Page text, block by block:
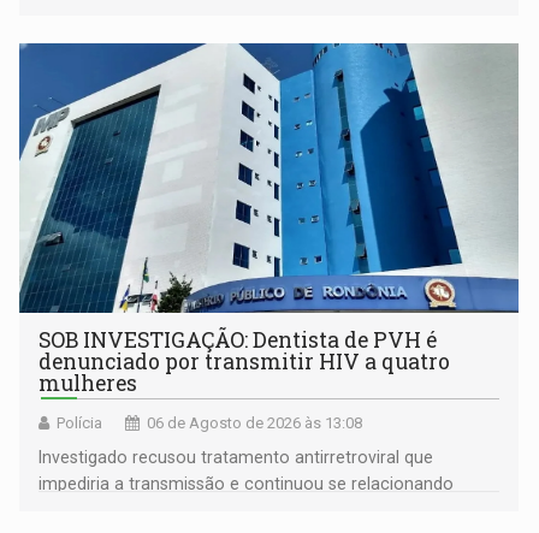
SOB INVESTIGAÇÃO: Dentista de PVH é
denunciado por transmitir HIV a quatro
mulheres
Polícia 06 de Agosto de 2026 às 13:08
Investigado recusou tratamento antirretroviral que
impediria a transmissão e continuou se relacionando